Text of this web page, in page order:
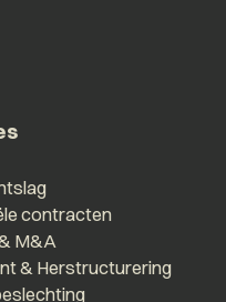
contracten
M&A
& Herstructurering